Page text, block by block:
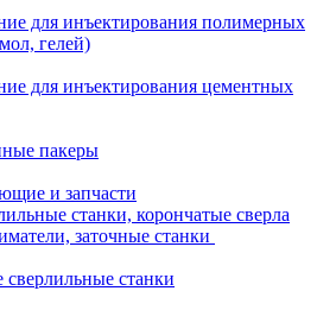
для инъектирования полимерных
гелей)
для инъектирования цементных
пакеры
и запчасти
станки, корончатые сверла
заточные станки
станки